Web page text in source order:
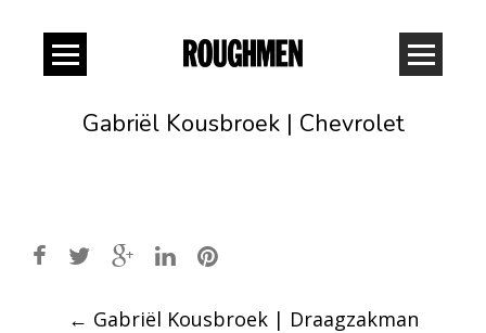
Gabriël Kousbroek | Chevrolet
Post
← Gabriël Kousbroek | Draagzakman